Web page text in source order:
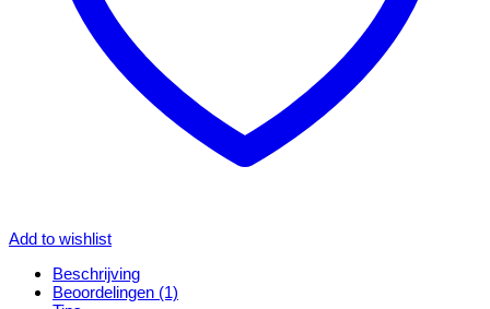
Add to wishlist
Beschrijving
Beoordelingen (1)